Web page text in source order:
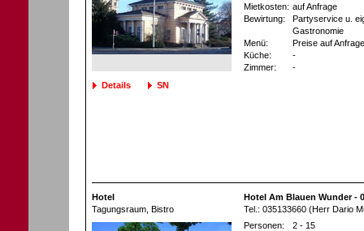
Details SN
Mietkosten: auf Anfrage
Bewirtung:
Partyservice u.
Gastronomie
Menü:
Preise auf Anfrage
Küche:
-
Zimmer:
-
Hotel
Tagungsraum , Bistro
Hotel Am Blauen Wunder -
Tel.: 035133660 (Herr Dario
Personen:
2 - 15